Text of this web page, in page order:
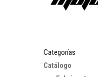
Categorías
Catálogo